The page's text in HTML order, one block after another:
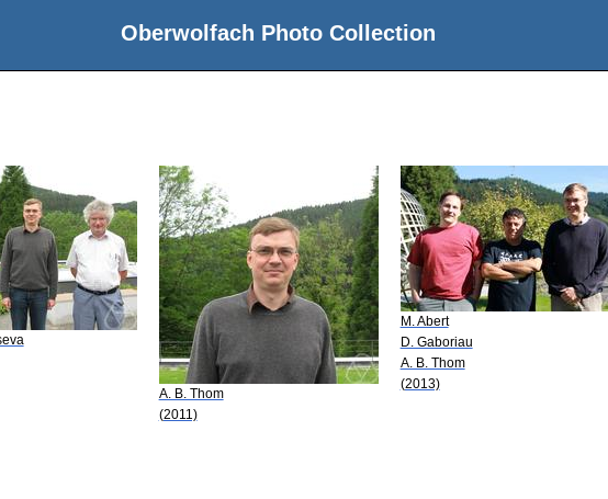
Oberwolfach Photo Collection
A. B. Thom
(2011)
M. Abert
D. Gaboriau
A. B. Thom
(2013)